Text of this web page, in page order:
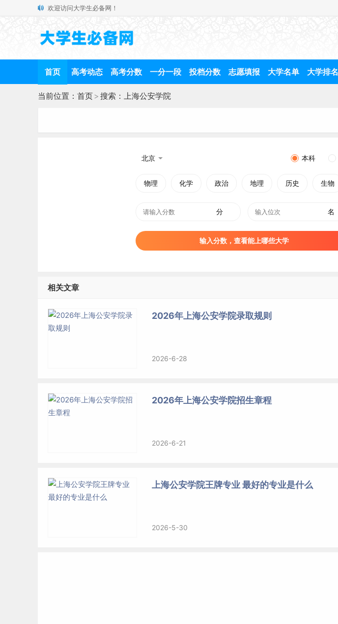
欢迎访问大学生必备网！
首页 高考动态 高考分数 一分一段 投档分数 志愿填报 大学名单 大学排名
当前位置： 首页> 搜索：上海公安学院
北京 本科
物理 化学 政治 地理 历史 生物
分 名
输入分数，查看能上哪些大学
相关文章
2026年上海公安学院录取规则
2026-6-28
2026年上海公安学院招生章程
2026-6-21
上海公安学院王牌专业 最好的专业是什么
2026-5-30